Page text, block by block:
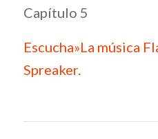
Capítulo 5
Escucha»La música
Spreaker.